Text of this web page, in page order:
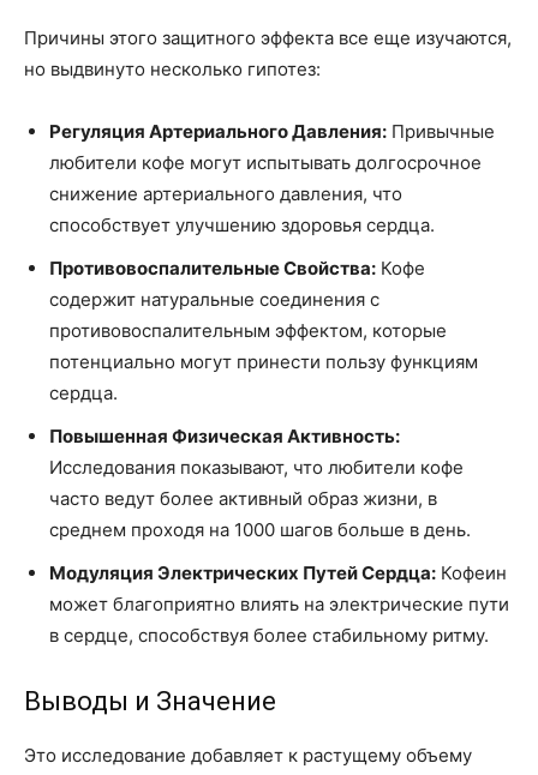
Причины этого защитного эффекта все еще изучаются,
но выдвинуто несколько гипотез:
Регуляция Артериального Давления: Привычные
любители кофе могут испытывать долгосрочное
снижение артериального давления, что
способствует улучшению здоровья сердца.
Противовоспалительные Свойства: Кофе
содержит натуральные соединения с
противовоспалительным эффектом, которые
потенциально могут принести пользу функциям
сердца.
Повышенная Физическая Активность:
Исследования показывают, что любители кофе
часто ведут более активный образ жизни, в
среднем проходя на 1000 шагов больше в день.
Модуляция Электрических Путей Сердца: Кофеин
может благоприятно влиять на электрические пути
в сердце, способствуя более стабильному ритму.
Выводы и Значение
Это исследование добавляет к растущему объему